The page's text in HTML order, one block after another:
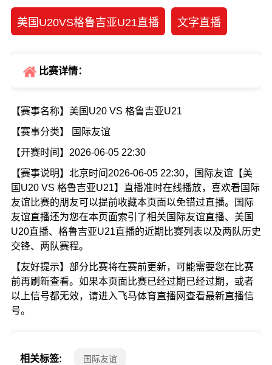
美国U20VS格鲁吉亚U21直播 文字直播
比赛详情：
【赛事名称】美国U20 VS 格鲁吉亚U21
【赛事分类】 国际友谊
【开赛时间】2026-06-05 22:30
【赛事说明】北京时间2026-06-05 22:30，国际友谊【美
国U20 VS 格鲁吉亚U21】直播准时在线播放，喜欢看国际
友谊比赛的朋友可以提前收藏本页面以免错过直播。国际
友谊直播还为您在本页面索引了相关国际友谊直播、美国
U20直播、格鲁吉亚U21直播的近期比赛列表以及两队历史
交锋、两队赛程。
【友好提示】部分比赛将在赛前更新，可能需要您在比赛
前再刷新查看。如果本页面比赛已经过期已经过期，或者
以上信号都无效，请进入飞马体育直播网查看最新直播信
号。
相关标签: 国际友谊